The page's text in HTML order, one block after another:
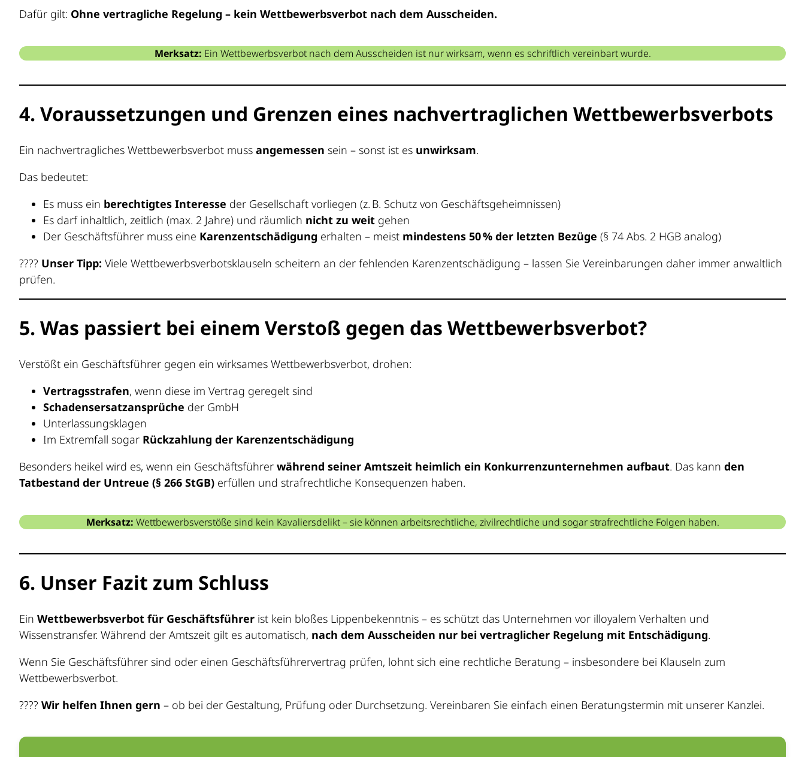
Dafür gilt: Ohne vertragliche Regelung – kein Wettbewerbsverbot nach dem Ausscheiden.
Merksatz: Ein Wettbewerbsverbot nach dem Ausscheiden ist nur wirksam, wenn es schriftlich vereinbart wurde.
4. Voraussetzungen und Grenzen eines nachvertraglichen Wettbewerbsverbots
Ein nachvertragliches Wettbewerbsverbot muss angemessen sein – sonst ist es unwirksam.
Das bedeutet:
Es muss ein berechtigtes Interesse der Gesellschaft vorliegen (z. B. Schutz von Geschäftsgeheimnissen)
Es darf inhaltlich, zeitlich (max. 2 Jahre) und räumlich nicht zu weit gehen
Der Geschäftsführer muss eine Karenzentschädigung erhalten – meist mindestens 50 % der letzten Bezüge (§ 74 Abs. 2 HGB analog)
???? Unser Tipp: Viele Wettbewerbsverbotsklauseln scheitern an der fehlenden Karenzentschädigung – lassen Sie Vereinbarungen daher immer anwaltlich
prüfen.
5. Was passiert bei einem Verstoß gegen das Wettbewerbsverbot?
Verstößt ein Geschäftsführer gegen ein wirksames Wettbewerbsverbot, drohen:
Vertragsstrafen, wenn diese im Vertrag geregelt sind
Schadensersatzansprüche der GmbH
Unterlassungsklagen
Im Extremfall sogar Rückzahlung der Karenzentschädigung
Besonders heikel wird es, wenn ein Geschäftsführer während seiner Amtszeit heimlich ein Konkurrenzunternehmen aufbaut. Das kann den
Tatbestand der Untreue (§ 266 StGB) erfüllen und strafrechtliche Konsequenzen haben.
Merksatz: Wettbewerbsverstöße sind kein Kavaliersdelikt – sie können arbeitsrechtliche, zivilrechtliche und sogar strafrechtliche Folgen haben.
6. Unser Fazit zum Schluss
Ein Wettbewerbsverbot für Geschäftsführer ist kein bloßes Lippenbekenntnis – es schützt das Unternehmen vor illoyalem Verhalten und
Wissenstransfer. Während der Amtszeit gilt es automatisch, nach dem Ausscheiden nur bei vertraglicher Regelung mit Entschädigung.
Wenn Sie Geschäftsführer sind oder einen Geschäftsführervertrag prüfen, lohnt sich eine rechtliche Beratung – insbesondere bei Klauseln zum
Wettbewerbsverbot.
???? Wir helfen Ihnen gern – ob bei der Gestaltung, Prüfung oder Durchsetzung. Vereinbaren Sie einfach einen Beratungstermin mit unserer Kanzlei.